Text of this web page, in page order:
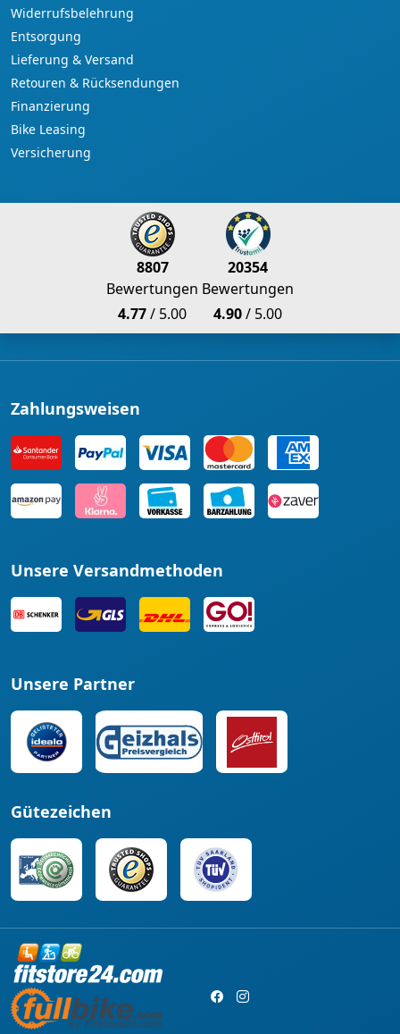
Widerrufsbelehrung
Entsorgung
Lieferung & Versand
Retouren & Rücksendungen
Finanzierung
Bike Leasing
Versicherung
8807
Bewertungen
4.77/ 5.00
20354
Bewertungen
4.90/ 5.00
Zahlungsweisen
Unsere Versandmethoden
Unsere Partner
Gütezeichen